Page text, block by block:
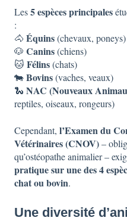
Les5 espèces principales
:
🐴 Équins(chevaux, poneys)
🐶 Canins(chiens)
🐱 Félins(chats)
🐄Bovins(vaches, veaux)
🐍 NAC (Nouveaux
reptiles, oiseaux, rongeurs)
Cependant, l’Examen du
Vétérinaires (CNOV)–
qu’ostéopathe animalier –
pratique sur une des 4
chat ou bovin.
Une diversité